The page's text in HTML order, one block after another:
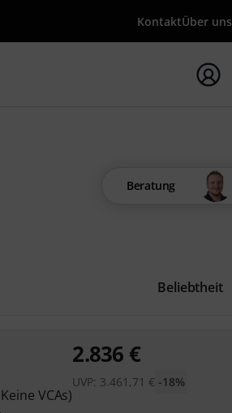
KontaktÜber uns
Suchwort {searchTerm} starten
Beratung
Beliebtheit
VCAs)
2.836 €
UVP: 3.461,71 € -18%